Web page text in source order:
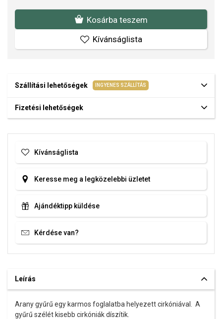
Kosárba teszem
Kívánságlista
Szállítási lehetőségek INGYENES SZÁLLÍTÁS
Fizetési lehetőségek
Kívánságlista
Keresse meg a legközelebbi üzletet
Ajándéktipp küldése
Kérdése van?
Leírás
Arany gyűrű egy karmos foglalatba helyezett cirkóniával. A
gyűrű szélét kisebb cirkóniák díszítik.